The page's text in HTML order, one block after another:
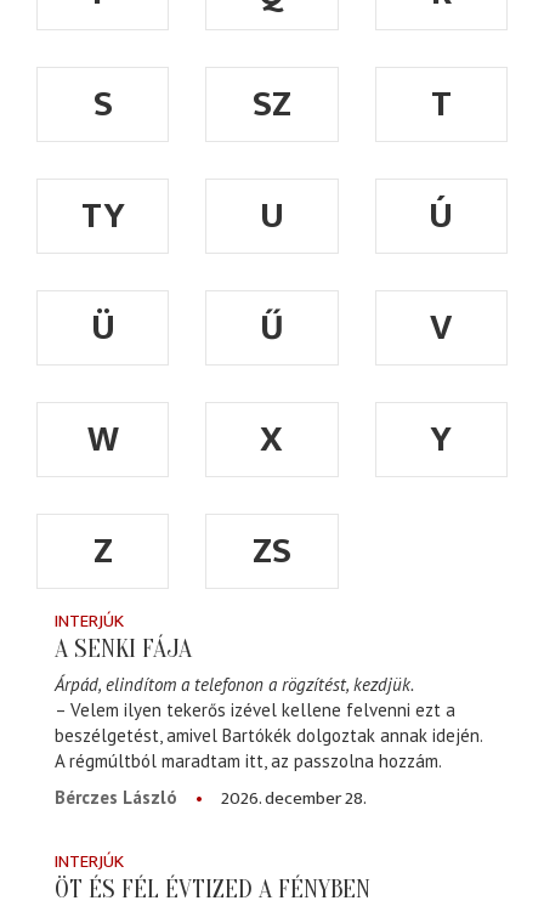
S
SZ
T
TY
U
Ú
Ü
Ű
V
W
X
Y
Z
ZS
INTERJÚK
A SENKI FÁJA
Árpád, elindítom a telefonon a rögzítést, kezdjük.
– Velem ilyen tekerős izével kellene felvenni ezt a
beszélgetést, amivel Bartókék dolgoztak annak idején.
A régmúltból maradtam itt, az passzolna hozzám.
Bérczes László
2026. december 28.
INTERJÚK
ÖT ÉS FÉL ÉVTIZED A FÉNYBEN